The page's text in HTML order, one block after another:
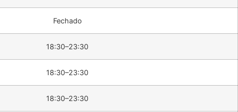
Fechado
18:30–23:30
18:30–23:30
18:30–23:30